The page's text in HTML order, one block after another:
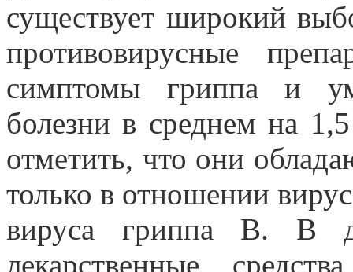
существует широкий
противовирусные
симптомы гриппа и
болезни в среднем на
отметить, что они
только в отношении
вируса гриппа В. В
лекарственные